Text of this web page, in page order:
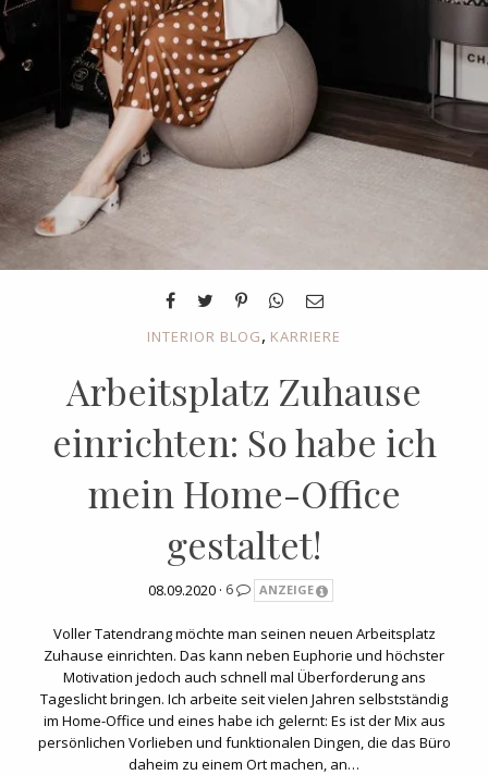
INTERIOR BLOG, KARRIERE
Arbeitsplatz Zuhause
einrichten: So habe ich
mein Home-Office
gestaltet!
08.09.2020 · 6 ANZEIGE
Voller Tatendrang möchte man seinen neuen Arbeitsplatz
Zuhause einrichten. Das kann neben Euphorie und höchster
Motivation jedoch auch schnell mal Überforderung ans
Tageslicht bringen. Ich arbeite seit vielen Jahren selbstständig
im Home-Office und eines habe ich gelernt: Es ist der Mix aus
persönlichen Vorlieben und funktionalen Dingen, die das Büro
daheim zu einem Ort machen, an…